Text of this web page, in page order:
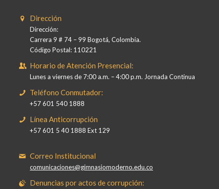
Dirección
Dirección:
Carrera 9 # 74 – 99 Bogotá, Colombia.
Código Postal: 110221
Horario de Atención Presencial:
Lunes a viernes de 7:00 a.m. – 4:00 p.m. Jornada Continua
Teléfono Conmutador:
+57 601 540 1888
Línea Anticorrupción
+57 601 5 40 1888 Ext 129
Correo Institucional
comunicaciones@gimnasiomoderno.edu.co
Denuncias por actos de corrupción: